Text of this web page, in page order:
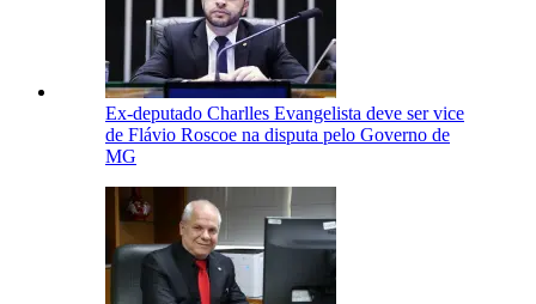
Ex-deputado Charlles Evangelista deve ser vice
de Flávio Roscoe na disputa pelo Governo de
MG